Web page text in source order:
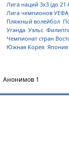
Лига наций 3x3 (до 21
Лига чемпионов УЕФА
Пляжный волейбол
Уганда Уэльс
Чемпионат стран
Южная Корея Япония
Анонимов 1